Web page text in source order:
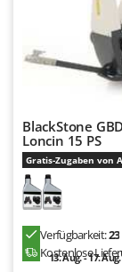
BlackStone
Loncin 15 PS
Gratis-Zugaben von
Verfügbarkeit:23
Kostenlose
13. Aug. - 17. Aug.